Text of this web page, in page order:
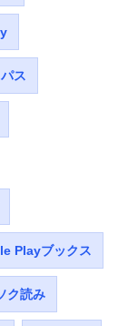
ス
Playブックス
ク読み